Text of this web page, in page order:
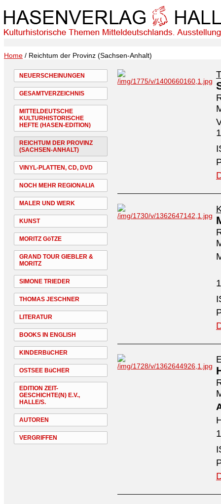
Home / Reichtum der Provinz (Sachsen-Anhalt)
NEUERSCHEINUNGEN
GESAMTVERZEICHNIS
MITTELDEUTSCHE
KULTURHISTORISCHE
HEFTE (HASEN-EDITION)
REICHTUM DER PROVINZ
(SACHSEN-ANHALT)
VINYL-PLATTEN, CD, DVD
NOCH MEHR REGIONALIA
MALER UND WERK
KUNST
MORITZ GöTZE
GRAND TOUR GIEBLER &
MORITZ
SIMONE TRIEDER
THOMAS JESCHNER
LITERATUR
BOOKS IN ENGLISH
KINDERBüCHER
OSTSEE BüCHER
EDITION ZEIT-
GESCHICHTE(N) E.V.,
HALLE/S.
AUTOREN
VERGRIFFEN